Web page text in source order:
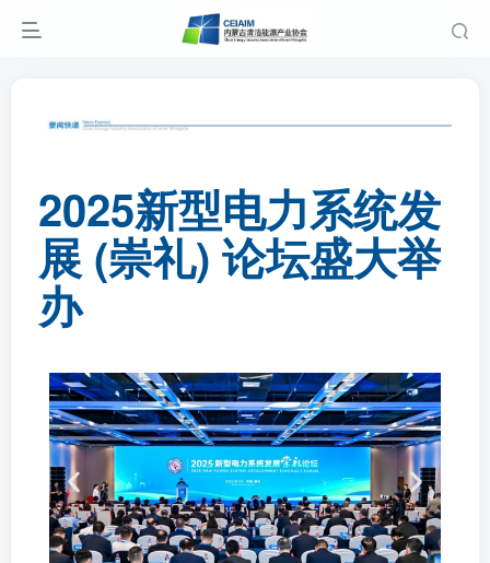
2025新型电力系统发
展 (崇礼) 论坛盛大举
办